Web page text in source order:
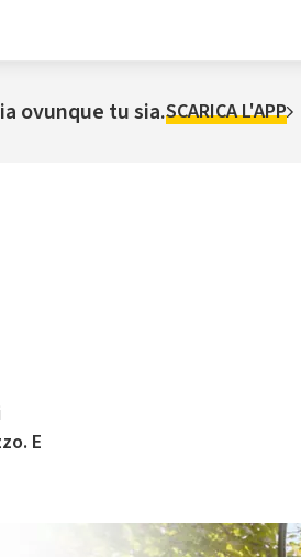
ovunque tu sia.SCARICA L'APP
E